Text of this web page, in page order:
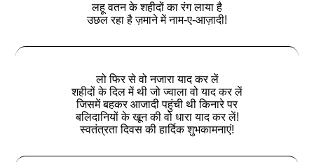
लहू वतन के शहीदों का रंग लाया है
उछल रहा है ज़माने में नाम-ए-आज़ादी!
लो फिर से वो नजारा याद कर लें
शहीदों के दिल में थी जो ज्वाला वो याद कर लें
जिसमें बहकर आजादी पहुंची थी किनारे पर
बलिदानियों के खून की वो धारा याद कर लें!
स्वतंत्रता दिवस की हार्दिक शुभकामनाएं!